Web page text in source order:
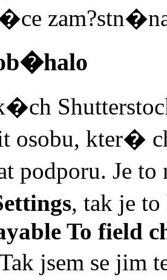
osobu,
podporu. Je
, tak je
To field
jsem se jim